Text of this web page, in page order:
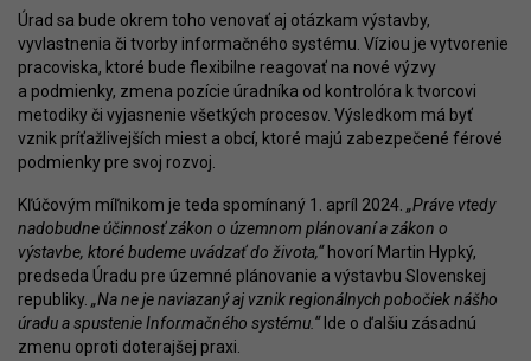
Úrad sa bude okrem toho venovať aj otázkam výstavby,
vyvlastnenia či tvorby informačného systému. Víziou je vytvorenie
pracoviska, ktoré bude flexibilne reagovať na nové výzvy
a podmienky, zmena pozície úradníka od kontrolóra k tvorcovi
metodiky či vyjasnenie všetkých procesov. Výsledkom má byť
vznik príťažlivejších miest a obcí, ktoré majú zabezpečené férové
podmienky pre svoj rozvoj.
Kľúčovým míľnikom je teda spomínaný 1. apríl 2024. „Práve vtedy
nadobudne účinnosť zákon o územnom plánovaní a zákon o
výstavbe, ktoré budeme uvádzať do života,“hovorí Martin Hypký,
predseda Úradu pre územné plánovanie a výstavbu Slovenskej
republiky. „Na ne je naviazaný aj vznik regionálnych pobočiek nášho
úradu a spustenie Informačného systému.“Ide o ďalšiu zásadnú
zmenu oproti doterajšej praxi.